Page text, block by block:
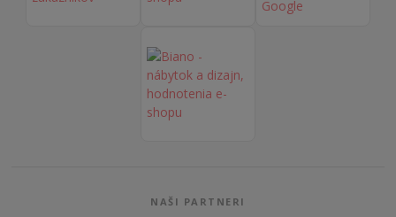
NAŠI PARTNERI